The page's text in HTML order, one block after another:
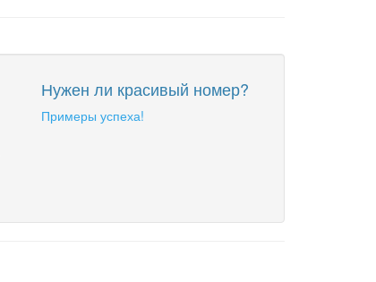
Нужен ли красивый номер?
Примеры успеха!